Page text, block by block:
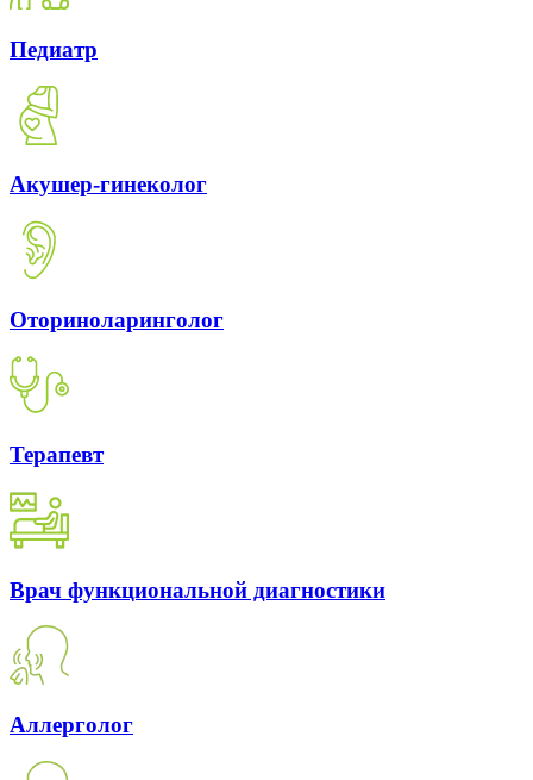
Педиатр
Акушер-гинеколог
Оториноларинголог
Терапевт
Врач функциональной диагностики
Аллерголог